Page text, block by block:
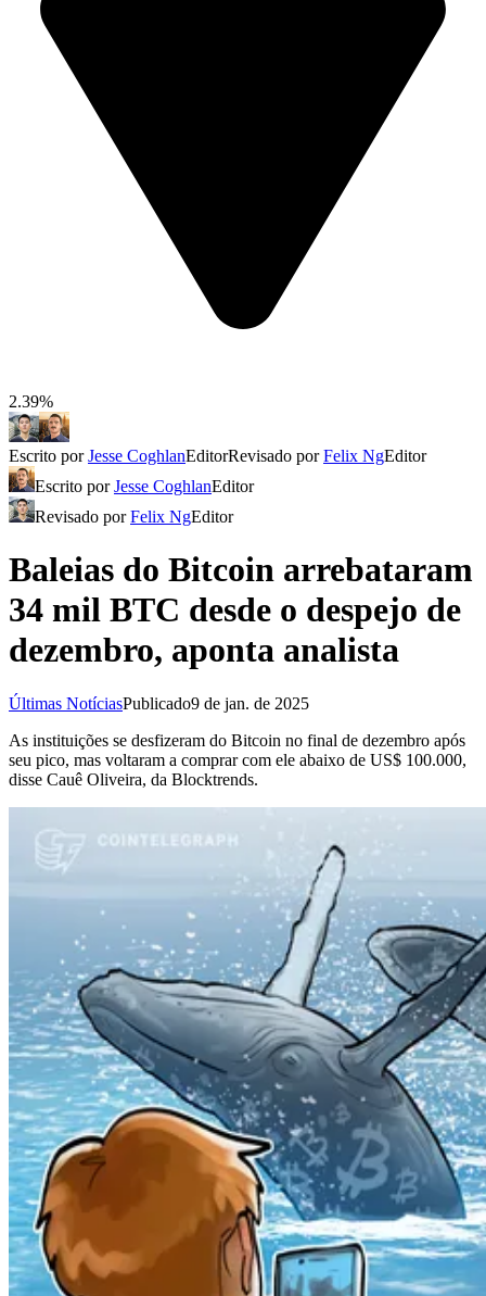
2.39%
Escrito porJesse CoghlanEditorRevisado porFelix NgEditor
Escrito porJesse CoghlanEditor
Revisado porFelix NgEditor
Baleias do Bitcoin arrebataram
34 mil BTC desde o despejo de
dezembro, aponta analista
Últimas NotíciasPublicado9 de jan. de 2025
As instituições se desfizeram do Bitcoin no final de dezembro após
seu pico, mas voltaram a comprar com ele abaixo de US$ 100.000,
disse Cauê Oliveira, da Blocktrends.